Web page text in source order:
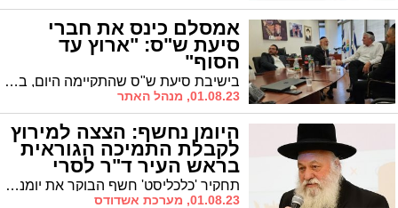
אמסלם כינס את חברי
סיעת ש"ס: "ארוץ עד
הסוף"
בישיבת סיעת ש"ס שהתקיימה היום, בה השתתפו כל נציגי הסיעה, הבהיר יו"ר הסיעה אמסלם כי בכוונתו "לרוץ עד הסוף". הוא הביע תקווה כי גם אגו"י תחבור אליו - אם כי המפלגה האשכנזית כבר הבהירה שלש"ס לא יהיו ציפיות
01.08.23, מנהל האתר
היומן נחשף: הצצה למירוץ
לקבלת התמיכה הגוראית
בראש העיר ד"ר לסרי
תחקיר 'כלכליסט' חשף הבוקר את יומנו של שר השיכון יצחק גולדקנופף ממנו עולה כי לא מעט פגישות שקיים בחודשים האחרונים הוקדשו לטובת שאלת ההכרעה בתמיכה לראשות העיר אשדוד
01.08.23, מערכת אשדודס